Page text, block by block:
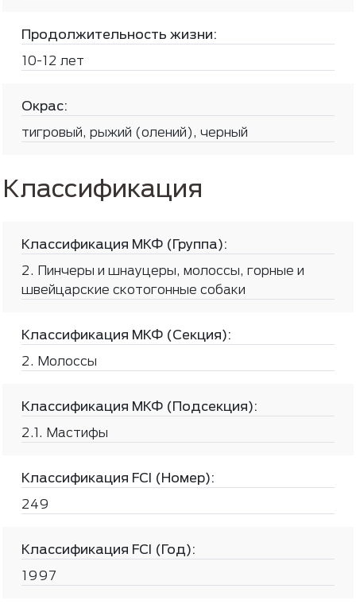
Продолжительность жизни:
10-12 лет
Окрас:
тигровый, рыжий (олений), черный
Классификация
Классификация МКФ (Группа):
2. Пинчеры и шнауцеры, молоссы, горные и
швейцарские скотогонные собаки
Классификация МКФ (Секция):
2. Молоссы
Классификация МКФ (Подсекция):
2.1. Мастифы
Классификация FCI (Номер):
249
Классификация FCI (Год):
1997